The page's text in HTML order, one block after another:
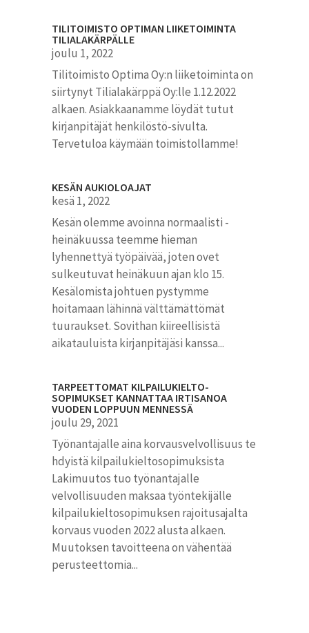
TILITOIMISTO OPTIMAN LIIKETOIMINTA
TILIALAKÄRPÄLLE
joulu 1, 2022
Tilitoimisto Optima Oy:n liiketoiminta on
siirtynyt Tilialakärppä Oy:lle 1.12.2022
alkaen. Asiakkaanamme löydät tutut
kirjanpitäjät henkilöstö-sivulta.
Tervetuloa käymään toimistollamme!
KESÄN AUKIOLOAJAT
kesä 1, 2022
Kesän olemme avoinna normaalisti -
heinäkuussa teemme hieman
lyhennettyä työpäivää, joten ovet
sulkeutuvat heinäkuun ajan klo 15.
Kesälomista johtuen pystymme
hoitamaan lähinnä välttämättömät
tuuraukset. Sovithan kiireellisistä
aikatauluista kirjanpitäjäsi kanssa...
TARPEETTOMAT KILPAILU­KIELTO­
SOPIMUKSET KANNATTAA IRTISANOA
VUODEN LOPPUUN MENNESSÄ
joulu 29, 2021
Työnantajalle aina korvausvelvollisuus te
hdyistä kilpailukieltosopimuksista
Lakimuutos tuo työnantajalle
velvollisuuden maksaa työntekijälle
kilpailukieltosopimuksen rajoitusajalta
korvaus vuoden 2022 alusta alkaen.
Muutoksen tavoitteena on vähentää
perusteettomia...